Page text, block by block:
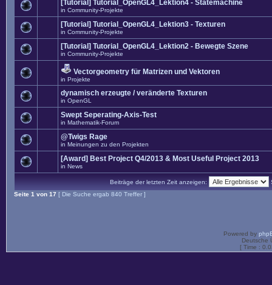
[Tutorial] Tutorial_OpenGL4_Lektion4 - Statemachine
in Community-Projekte
[Tutorial] Tutorial_OpenGL4_Lektion3 - Texturen
in Community-Projekte
[Tutorial] Tutorial_OpenGL4_Lektion2 - Bewegte Szene
in Community-Projekte
Vectorgeometry für Matrizen und Vektoren
in Projekte
dynamisch erzeugte / veränderte Texturen
in OpenGL
Swept Seperating-Axis-Test
in Mathematik-Forum
@Twigs Rage
in Meinungen zu den Projekten
[Award] Best Project Q4/2013 & Most Useful Project 2013
in News
Beiträge der letzten Zeit anzeigen:
Seite 1 von 17 [ Die Suche ergab 840 Treffer ]
Powered by
Deutsche
[ Time :